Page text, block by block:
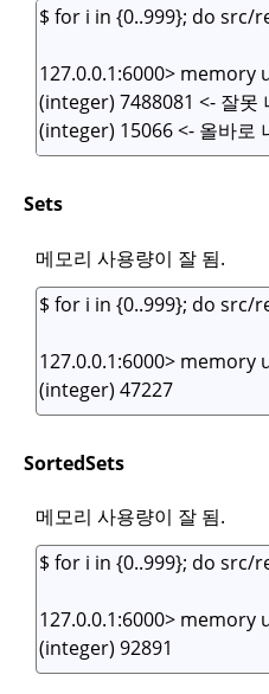
Sets
메모리 사용량이 잘 됨.
SortedSets
메모리 사용량이 잘 됨.